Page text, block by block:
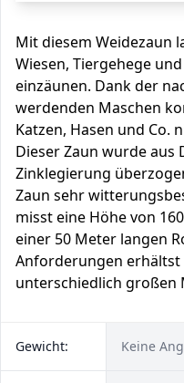
Mit diesem Weidezaun
Wiesen, Tiergehege
einzäunen. Dank der
werdenden Maschen
Katzen, Hasen und Co.
Dieser Zaun wurde
Zinklegierung
Zaun sehr
misst eine Höhe von
einer 50 Meter langen
Anforderungen erhältst
unterschiedlich großen
Gewicht: Keine